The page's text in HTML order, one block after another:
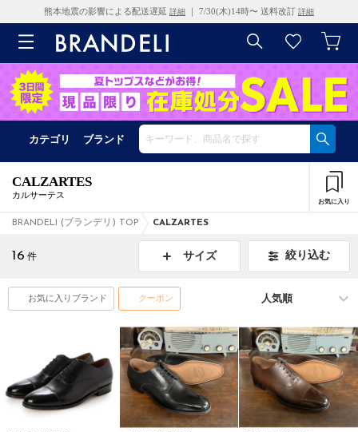
熊本地震の影響による配送遅延 詳細 ｜ 7/30(木)14時〜 送料改訂 詳細
カテゴリ ブランド
CALZARTES
カルサーテス
お気に入り
BRANDELI (ブランデリ) TOP CALZARTES
16 件 サイズ 絞り込む
お気に入りブランド クーポン